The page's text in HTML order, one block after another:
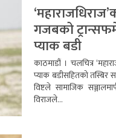
गजबको
प्याक बडी
काठमाडौं । चलचित्र
प्याक बडीसहितको तस्बिर
विष्टले सामाजिक
विराजले...